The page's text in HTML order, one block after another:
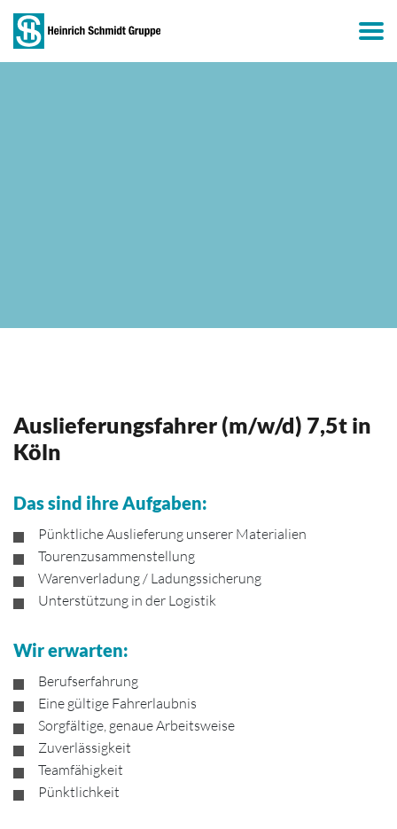
Auslieferungsfahrer (m/w/d) 7,5t in
Köln
Das sind ihre Aufgaben:
Pünktliche Auslieferung unserer Materialien
Tourenzusammenstellung
Warenverladung / Ladungssicherung
Unterstützung in der Logistik
Wir erwarten:
Berufserfahrung
Eine gültige Fahrerlaubnis
Sorgfältige, genaue Arbeitsweise
Zuverlässigkeit
Teamfähigkeit
Pünktlichkeit